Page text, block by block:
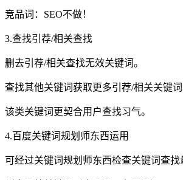
竞品词：SEO不做！
3.查找引荐/相关查找
删去引荐/相关查找无效关键词。
查找其他关键词获取更多引荐/相关关键词
该类关键词更契合用户查找习气。
4.百度关键词规划师东西运用
可经过关键词规划师东西检查关键词查找